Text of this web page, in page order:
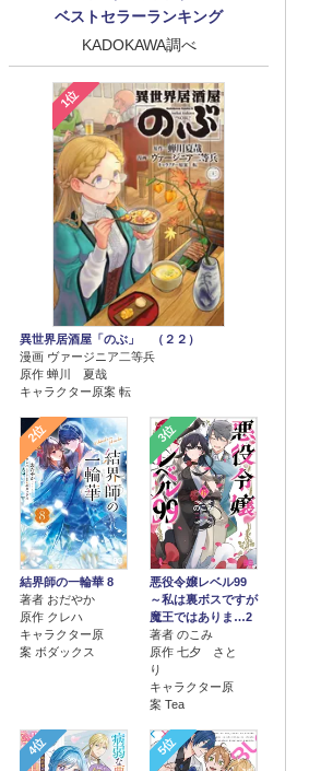
ベストセラーランキング
KADOKAWA調べ
1位
異世界居酒屋「のぶ」 （２２）
漫画 ヴァージニア二等兵
原作 蝉川 夏哉
キャラクター原案 転
2位
結界師の一輪華 8
著者 おだやか
原作 クレハ
キャラクター原
案 ボダックス
3位
悪役令嬢レベル99
～私は裏ボスですが
魔王ではありま…2
著者 のこみ
原作 七夕 さと
り
キャラクター原
案 Tea
4位 5位